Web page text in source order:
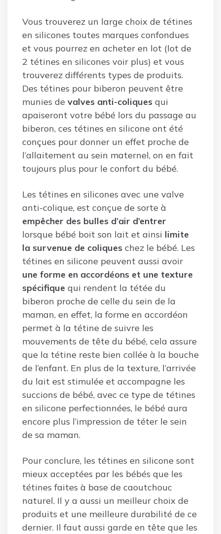
Vous trouverez un large choix de tétines
en silicones toutes marques confondues
et vous pourrez en acheter en lot (lot de
2 tétines en silicones voir plus) et vous
trouverez différents types de produits.
Des tétines pour biberon peuvent être
munies de valves anti-coliques qui
apaiseront votre bébé lors du passage au
biberon, ces tétines en silicone ont été
conçues pour donner un effet proche de
l’allaitement au sein maternel, on en fait
toujours plus pour le confort du bébé.
Les tétines en silicones avec une valve
anti-colique, est conçue de sorte à
empêcher des bulles d’air d’entrer
lorsque bébé boit son lait et ainsi limite
la survenue de coliques chez le bébé. Les
tétines en silicone peuvent aussi avoir
une forme en accordéons et une texture
spécifique qui rendent la tétée du
biberon proche de celle du sein de la
maman, en effet, la forme en accordéon
permet à la tétine de suivre les
mouvements de tête du bébé, cela assure
que la tétine reste bien collée à la bouche
de l’enfant. En plus de la texture, l’arrivée
du lait est stimulée et accompagne les
succions de bébé, avec ce type de tétines
en silicone perfectionnées, le bébé aura
encore plus l’impression de téter le sein
de sa maman.
Pour conclure, les tétines en silicone sont
mieux acceptées par les bébés que les
tétines faites à base de caoutchouc
naturel. Il y a aussi un meilleur choix de
produits et une meilleure durabilité de ce
dernier. Il faut aussi garde en tête que les